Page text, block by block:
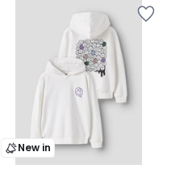
New in